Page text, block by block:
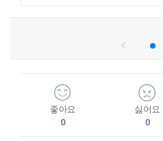
좋아요
0
싫어요
0